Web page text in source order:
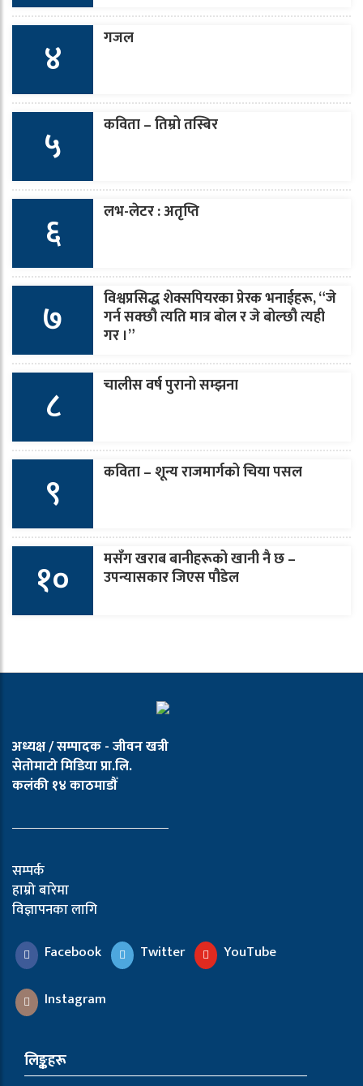
४ गजल
५ कविता – तिम्रो तस्बिर
६ लभ-लेटर : अतृप्ति
७ विश्वप्रसिद्ध शेक्सपियरका प्रेरक भनाईहरू, “जे
गर्न सक्छौ त्यति मात्र बोल र जे बोल्छौ त्यही
गर ।”
८ चालीस वर्ष पुरानो सम्झना
९ कविता – शून्य राजमार्गको चिया पसल
१० मसँग खराब बानीहरूको खानी नै छ –
उपन्यासकार जिएस पौडेल
अध्यक्ष / सम्पादक - जीवन खत्री
सेतोमाटो मिडिया प्रा.लि.
कलंकी १४ काठमाडौँ
सम्पर्क
हाम्रो बारेमा
विज्ञापनका लागि
Facebook
Twitter YouTube
Instagram
लिङ्कहरू